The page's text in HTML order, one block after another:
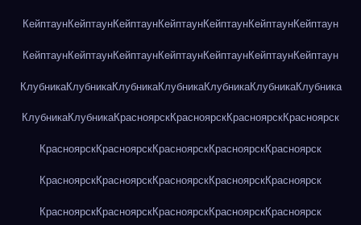
КейптаунКейптаунКейптаунКейптаунКейптаунКейптаунКейптаун
КейптаунКейптаунКейптаунКейптаунКейптаунКейптаунКейптаун
КлубникаКлубникаКлубникаКлубникаКлубникаКлубникаКлубника
КлубникаКлубникаКрасноярскКрасноярскКрасноярскКрасноярск
КрасноярскКрасноярскКрасноярскКрасноярскКрасноярск
КрасноярскКрасноярскКрасноярскКрасноярскКрасноярск
КрасноярскКрасноярскКрасноярскКрасноярскКрасноярск